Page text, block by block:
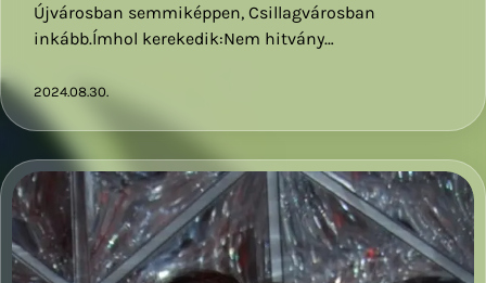
Újvárosban semmiképpen, Csillagvárosban
inkább.Ímhol kerekedik:Nem hitvány…
2024.08.30.